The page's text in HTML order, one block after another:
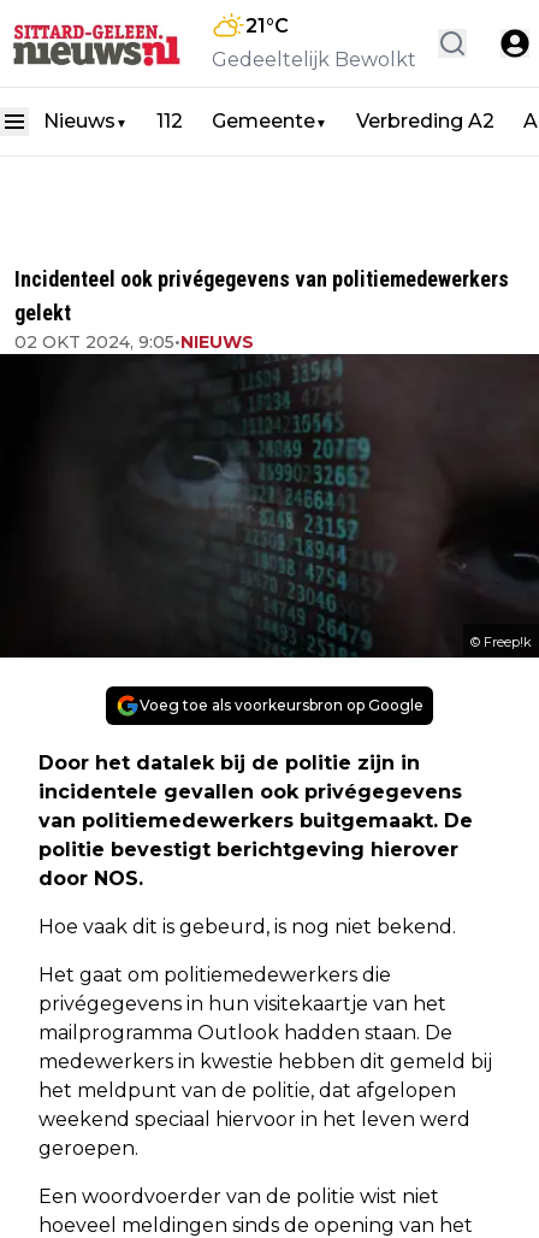
21°C
Gedeeltelijk Bewolkt
Nieuws ▼ 112 Gemeente▼ Verbreding A2
Incidenteel ook privégegevens van politiemedewerkers
gelekt
02 OKT 2024, 9:05•NIEUWS
© Freep!k
Voeg toe als voorkeursbron op Google
Door het datalek bij de politie zijn in
incidentele gevallen ook privégegevens
van politiemedewerkers buitgemaakt. De
politie bevestigt berichtgeving hierover
door NOS.
Hoe vaak dit is gebeurd, is nog niet bekend.
Het gaat om politiemedewerkers die
privégegevens in hun visitekaartje van het
mailprogramma Outlook hadden staan. De
medewerkers in kwestie hebben dit gemeld bij
het meldpunt van de politie, dat afgelopen
weekend speciaal hiervoor in het leven werd
geroepen.
Een woordvoerder van de politie wist niet
hoeveel meldingen sinds de opening van het